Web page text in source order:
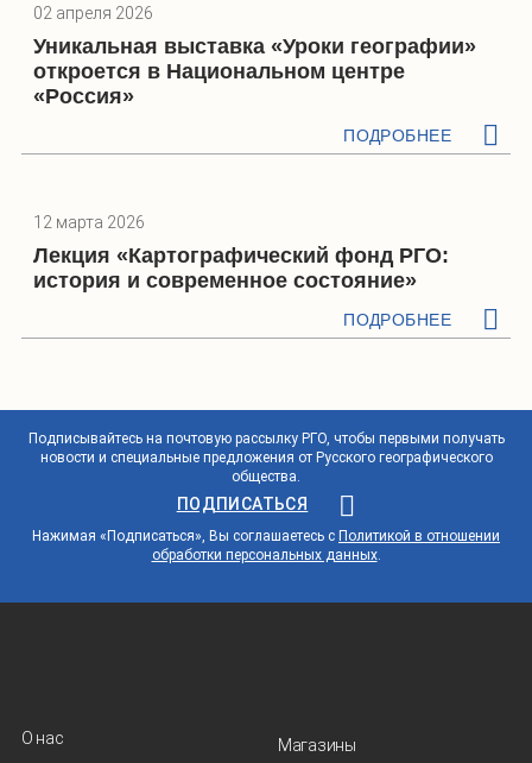
02 апреля 2026
Уникальная выставка «Уроки географии»
откроется в Национальном центре
«Россия»
ПОДРОБНЕЕ
12 марта 2026
Лекция «Картографический фонд РГО:
история и современное состояние»
ПОДРОБНЕЕ
Подписывайтесь на почтовую рассылку РГО, чтобы первыми получать
новости и специальные предложения от Русского географического
общества.
ПОДПИСАТЬСЯ
Нажимая «Подписаться», Вы соглашаетесь с Политикой в отношении
обработки персональных данных.
О нас
Магазины